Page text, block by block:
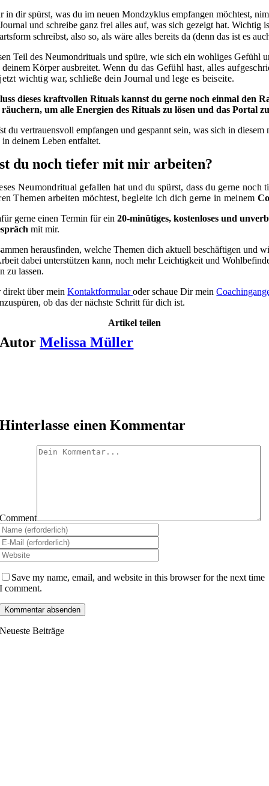
in dir spürst, was du im neuen Mondzyklus empfangen möchtest,
und schreibe ganz frei alles auf, was sich gezeigt hat. Wichtig
schreibst, also so, als wäre alles bereits da (denn das ist es
Teil des Neumondrituals und spüre, wie sich ein wohliges Gefühl
Körper ausbreitet.Wenn du das Gefühl hast, alles
wichtig war, schließe dein Journal und lege es beiseite.
dieses kraftvollen Rituals kannst du gerne noch einmal den
um alle Energien des Rituals zu lösen und das Portal
du vertrauensvoll empfangen und gespannt sein, was sich in diesem
deinem Leben entfaltet.
du noch tiefer mit mir arbeiten?
Neumondritual gefallen hat und du spürst, dass du gerne noch
Themen arbeiten möchtest, begleite ich dich gerne in meinem
gerne einen Termin für ein20-minütiges, kostenloses und
mit mir.
herausfinden, welche Themen dich aktuell beschäftigen und
dabei unterstützen kann, noch mehr Leichtigkeit und
zu lassen.
direkt über meinKontaktformularoder schaue Dir mein
ob das der nächste Schritt für dich ist.
Artikel teilen
AutorMelissa Müller
Hinterlasse einen Kommentar
Comment
Save my name, email, and website in this browser for the next time
I comment.
Neueste Beiträge